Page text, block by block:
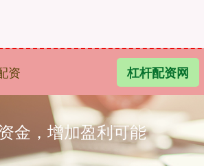
资 杠杆配资网
金，增加盈利可能